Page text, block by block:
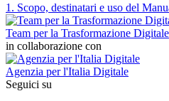
1. Scopo, destinatari e uso del
Team per la Trasformazione Digitale
in collaborazione con
Agenzia per l'Italia Digitale
Seguici su